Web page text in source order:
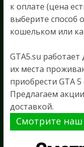
к оплате (цена
выберите способ
кошельком или
GTA5.su
их места
приобрести GTA
Предлагаем
доставкой.
Смотрите наш